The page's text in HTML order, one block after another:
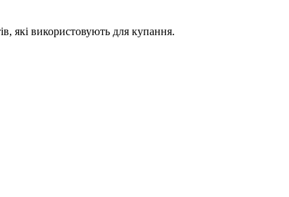
які використовують для купання.